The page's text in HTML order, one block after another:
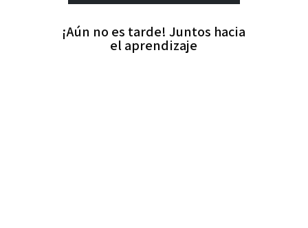
¡Aún no es tarde! Juntos hacia
el aprendizaje